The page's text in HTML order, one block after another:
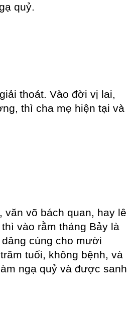
quỷ.
thoát. Vào đời vị lai,
thì cha mẹ hiện tại và
võ bách quan, hay lê
vào rằm tháng Bảy là
cúng cho mười
tuổi, không bệnh, và
ngạ quỷ và được sanh